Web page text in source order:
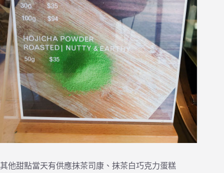
其他甜點當天有供應抹茶司康、抹茶白巧克力蛋糕